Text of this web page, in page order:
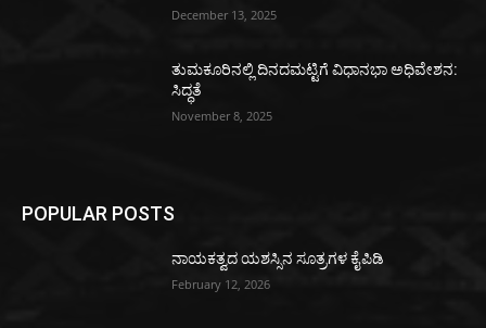
December 13, 2025
ತುಮಕೂರಿನಲ್ಲಿ ದಿನದಮಟ್ಟಿಗೆ ವಿಧಾನಭಾ ಅಧಿವೇಶನ:
ಸಿದ್ಧತೆ
November 8, 2025
POPULAR POSTS
ನಾಯಕತ್ವದ ಯಶಸ್ಸಿನ ಸೂತ್ರಗಳ ಕೈಪಿಡಿ
February 12, 2026